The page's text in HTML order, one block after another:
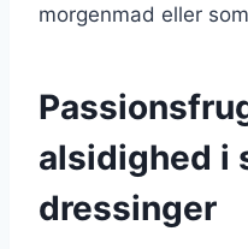
morgenmad eller
alsidighed i
dressinger